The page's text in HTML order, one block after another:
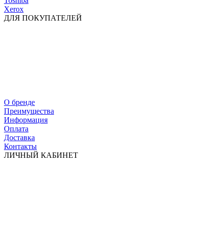
Xerox
ДЛЯ ПОКУПАТЕЛЕЙ
О бренде
Преимущества
Информация
Оплата
Доставка
Контакты
ЛИЧНЫЙ КАБИНЕТ